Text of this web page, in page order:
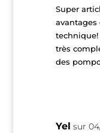
Super
avantages
technique!
très
des
Yel sur